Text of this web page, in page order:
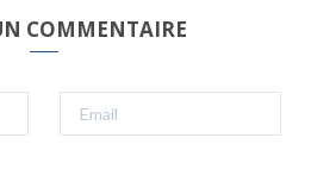
COMMENTAIRE